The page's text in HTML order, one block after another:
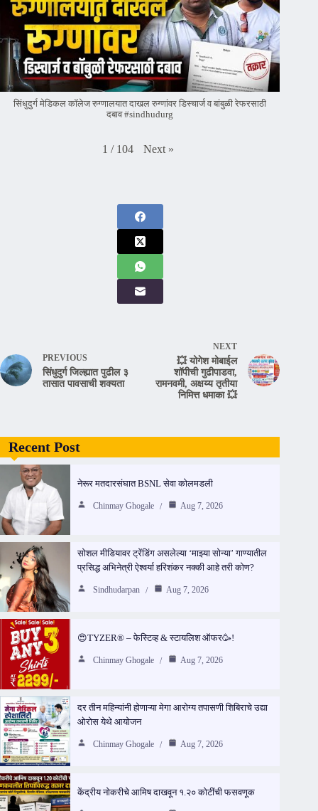
सिंधुदुर्ग मेडिकल कॉलेज रुग्णालयात दाखल रुग्णांवर डिस्चार्ज व बांबुळी रेफरसाठी
दबाव #sindhudurg
1 / 104 Next »
PREVIOUS
सिंधुदुर्ग जिल्ह्यात पुढील ३
तासात पावसाची शक्यता
NEXT
💥 योगेश मोबाईल
शॉपीची गुढीपाडवा,
रामनवमी, अक्षय्य तृतीया
निमित्त धमाका 💥
Recent Post
नेरूर मतदारसंघात BSNL सेवा कोलमडली
Chinmay Ghogale Aug 7, 2026
सोशल मीडियावर ट्रेंडिंग असलेल्या ‘माझ्या सोन्या’ गाण्यातील
प्रसिद्ध अभिनेत्री ऐश्वर्या हरिशंकर नक्की आहे तरी कोण?
Sindhudarpan Aug 7, 2026
😍TYZER® – फेस्टिव्ह & स्टायलिश ऑफर🥳!
Chinmay Ghogale Aug 7, 2026
दर तीन महिन्यांनी होणाऱ्या मेगा आरोग्य तपासणी शिबिराचे उद्या
ओरोस येथे आयोजन
Chinmay Ghogale Aug 7, 2026
केंद्रीय नोकरीचे आमिष दाखवून १.२० कोटींची फसवणूक